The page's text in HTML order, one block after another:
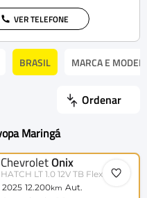
VER TELEFONE
BRASIL MARCA E
Ordenar
Maringá
ChevroletOnix
HATCH LT 1.0 12V TB Flex 5p Aut.
2025 12.200km Aut.